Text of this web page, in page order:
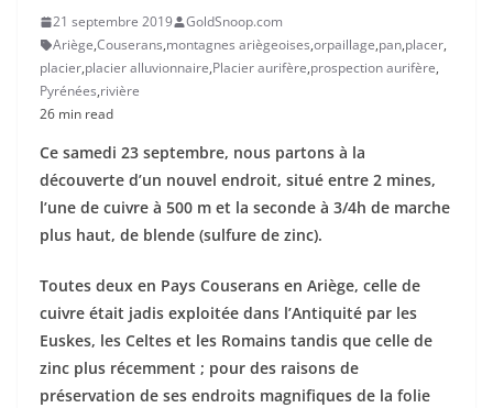
21 septembre 2019
GoldSnoop.com
Ariège,Couserans,montagnes ariègeoises,orpaillage,pan,placer,
placier,placier alluvionnaire,Placier aurifère,prospection aurifère,
Pyrénées,rivière
26 min read
Ce samedi 23 septembre, nous partons à la
découverte d’un nouvel endroit, situé entre 2 mines,
l’une de cuivre à 500 m et la seconde à 3/4h de marche
plus haut, de blende (sulfure de zinc).
Toutes deux en Pays Couserans en Ariège, celle de
cuivre était jadis exploitée dans l’Antiquité par les
Euskes, les Celtes et les Romains tandis que celle de
zinc plus récemment ; pour des raisons de
préservation de ses endroits magnifiques de la folie